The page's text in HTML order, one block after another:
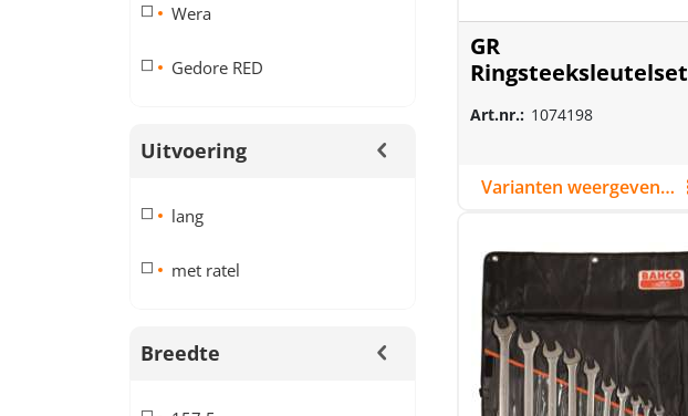
Wera
Gedore RED
Uitvoering
lang
met ratel
Breedte
GR
Ringsteeksleutelset
Art.nr.: 1074198
Varianten weergeven (8)